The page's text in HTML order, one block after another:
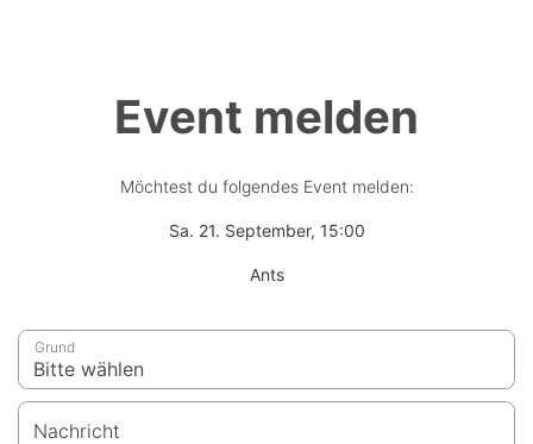
Event melden
Möchtest du folgendes Event melden:
Sa. 21. September, 15:00
Ants
Grund
Nachricht